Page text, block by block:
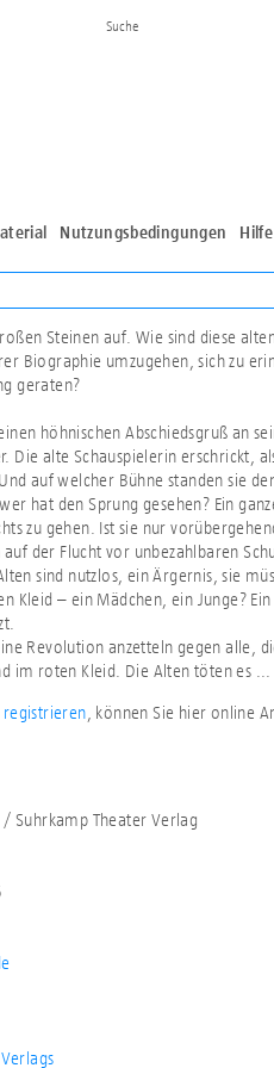
Nutzungsbedingungen Hilfe
Steinen auf. Wie sind diese
Biographie umzugehen, sich zu
geraten?
höhnischen Abschiedsgruß an
Die alte Schauspielerin erschrickt,
auf welcher Bühne standen sie
hat den Sprung gesehen? Ein
zu gehen. Ist sie nur
der Flucht vor unbezahlbaren
sind nutzlos, ein Ärgernis, sie
Kleid – ein Mädchen, ein Junge?
Revolution anzetteln gegen alle,
im roten Kleid. Die Alten töten es ...
registrieren , können Sie hier online
Suhrkamp Theater Verlag